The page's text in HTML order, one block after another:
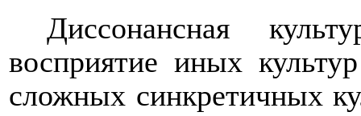
Диссонансная
восприятие иных
сложных синкретичных